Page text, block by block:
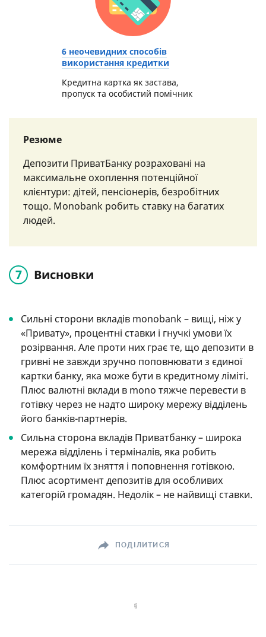
6 неочевидних способів
використання кредитки
Кредитна картка як застава,
пропуск та особистий помічник
Резюме
Депозити ПриватБанку розраховані на
максимальне охоплення потенційної
клієнтури: дітей, пенсіонерів, безробітних
тощо. Monobank робить ставку на багатих
людей.
Висновки
Сильні сторони вкладів monobank – вищі, ніж у
«Привату», процентні ставки і гнучкі умови їх
розірвання. Але проти них грає те, що депозити в
гривні не завжди зручно поповнювати з єдиної
картки банку, яка може бути в кредитному ліміті.
Плюс валютні вклади в mono тяжче перевести в
готівку через не надто широку мережу відділень
його банків-партнерів.
Сильна сторона вкладів Приватбанку – широка
мережа відділень і терміналів, яка робить
комфортним їх зняття і поповнення готівкою.
Плюс асортимент депозитів для особливих
категорій громадян. Недолік – не найвищі ставки.
ПОДІЛИТИСЯ